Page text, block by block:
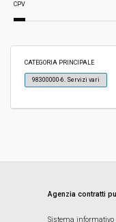
Svolgimento:
ribasso:
CPV
CATEGORIA PRINCIPALE
98300000-6. Servizi vari
Agenzia contratti
Sistema